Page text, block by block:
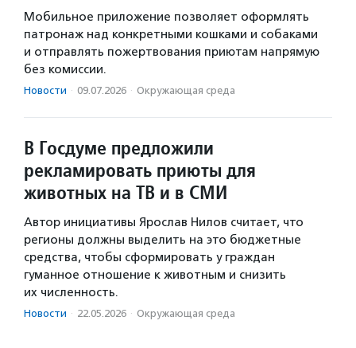
Мобильное приложение позволяет оформлять
патронаж над конкретными кошками и собаками
и отправлять пожертвования приютам напрямую
без комиссии.
Новости · 09.07.2026 · Окружающая среда
В Госдуме предложили
рекламировать приюты для
животных на ТВ и в СМИ
Автор инициативы Ярослав Нилов считает, что
регионы должны выделить на это бюджетные
средства, чтобы сформировать у граждан
гуманное отношение к животным и снизить
их численность.
Новости · 22.05.2026 · Окружающая среда